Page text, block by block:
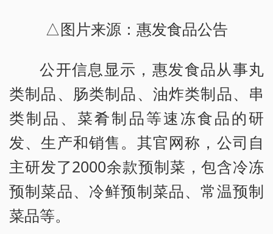
△图片来源：惠发食品公告
公开信息显示，惠发食品从事丸
类制品、肠类制品、油炸类制品、串
类制品、菜肴制品等速冻食品的研
发、生产和销售。其官网称，公司自
主研发了2000余款预制菜，包含冷冻
预制菜品、冷鲜预制菜品、常温预制
菜品等。